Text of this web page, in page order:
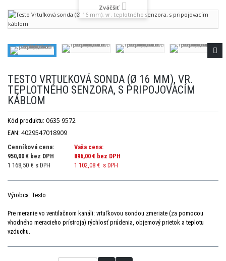
Zväčšiť
TESTO VRTUĽKOVÁ SONDA (Ø 16 MM), VR.
TEPLOTNÉHO SENZORA, S PRIPOJOVACÍM
KÁBLOM
Kód produktu: 0635 9572
EAN: 4029547018909
Cenníková cena:
950,00 € bez DPH
1 168,50 € s DPH
Vaša cena:
896,00 € bez DPH
1 102,08 € s DPH
Výrobca: Testo
Pre meranie vo ventilačnom kanáli: vrtuľkovou sondou zmeriate (za pomocou
vhodného meracieho prístroja) rýchlosť prúdenia, objemový prietok a teplotu
vzduchu.